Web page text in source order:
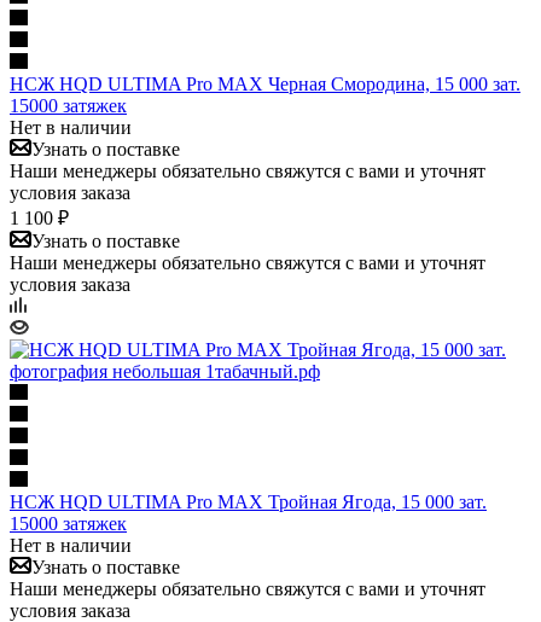
НСЖ HQD ULTIMA Pro MAX Черная Смородина, 15 000 зат.
15000 затяжек
Нет в наличии
Узнать о поставке
Наши менеджеры обязательно свяжутся с вами и уточнят
условия заказа
1 100 ₽
Узнать о поставке
Наши менеджеры обязательно свяжутся с вами и уточнят
условия заказа
НСЖ HQD ULTIMA Pro MAX Тройная Ягода, 15 000 зат.
15000 затяжек
Нет в наличии
Узнать о поставке
Наши менеджеры обязательно свяжутся с вами и уточнят
условия заказа